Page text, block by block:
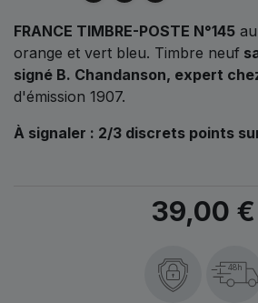
FRANCE TIMBRE-POSTE N°145
orange et vert bleu. Timbre neuf
signé B. Chandanson, expert
d'émission 1907.
À signaler : 2/3 discrets points
39,00 €
48h